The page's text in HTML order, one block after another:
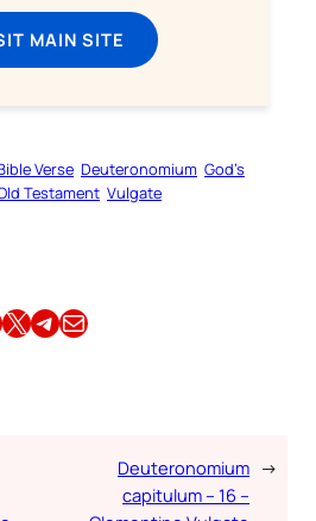
MAIN SITE
Verse Deuteronomium God’s
Testament Vulgate
Share this article on X Share this article on TelegramEmail this Article
Deuteronomium
capitulum – 16 –
→